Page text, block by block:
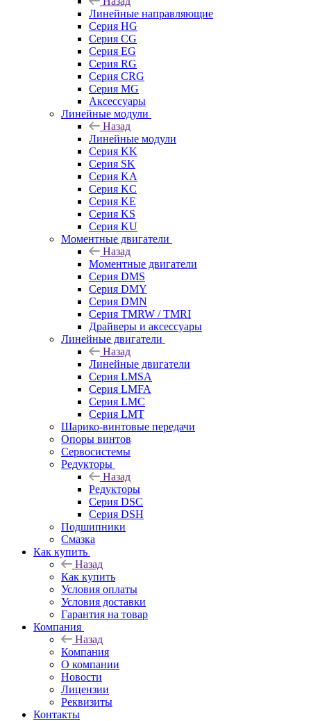
Линейные направляющие
Серия HG
Серия CG
Серия EG
Серия RG
Серия CRG
Серия MG
Аксессуары
Линейные модули
Назад
Линейные модули
Серия KK
Серия SK
Серия KA
Серия KC
Серия KE
Серия KS
Серия KU
Моментные двигатели
Назад
Моментные двигатели
Серия DMS
Серия DMY
Серия DMN
Серия TMRW / TMRI
Драйверы и аксессуары
Линейные двигатели
Назад
Линейные двигатели
Серия LMSA
Серия LMFA
Серия LMC
Серия LMT
Шарико-винтовые передачи
Опоры винтов
Сервосистемы
Редукторы
Назад
Редукторы
Серия DSC
Серия DSH
Подшипники
Смазка
Как купить
Назад
Как купить
Условия оплаты
Условия доставки
Гарантия на товар
Компания
Назад
Компания
О компании
Новости
Лицензии
Реквизиты
Контакты